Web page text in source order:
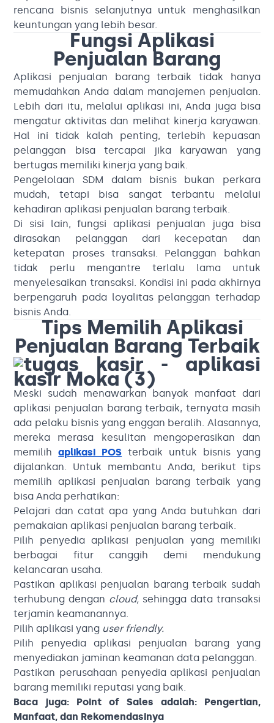
rencana bisnis selanjutnya untuk menghasilkan
keuntungan yang lebih besar.
Fungsi Aplikasi
Penjualan Barang
Aplikasi penjualan barang terbaik tidak hanya
memudahkan Anda dalam manajemen penjualan.
Lebih dari itu, melalui aplikasi ini, Anda juga bisa
mengatur aktivitas dan melihat kinerja karyawan.
Hal ini tidak kalah penting, terlebih kepuasan
pelanggan bisa tercapai jika karyawan yang
bertugas memiliki kinerja yang baik.
Pengelolaan SDM dalam bisnis bukan perkara
mudah, tetapi bisa sangat terbantu melalui
kehadiran aplikasi penjualan barang terbaik.
Di sisi lain, fungsi aplikasi penjualan juga bisa
dirasakan pelanggan dari kecepatan dan
ketepatan proses transaksi. Pelanggan bahkan
tidak perlu mengantre terlalu lama untuk
menyelesaikan transaksi. Kondisi ini pada akhirnya
berpengaruh pada loyalitas pelanggan terhadap
bisnis Anda.
Tips Memilih Aplikasi
Penjualan Barang Terbaik
Meski sudah menawarkan banyak manfaat dari
aplikasi penjualan barang terbaik, ternyata masih
ada pelaku bisnis yang enggan beralih. Alasannya,
mereka merasa kesulitan mengoperasikan dan
memilihaplikasi POS terbaik untuk bisnis yang
dijalankan. Untuk membantu Anda, berikut tips
memilih aplikasi penjualan barang terbaik yang
bisa Anda perhatikan:
Pelajari dan catat apa yang Anda butuhkan dari
pemakaian aplikasi penjualan barang terbaik.
Pilih penyedia aplikasi penjualan yang memiliki
berbagai fitur canggih demi mendukung
kelancaran usaha.
Pastikan aplikasi penjualan barang terbaik sudah
terhubung dengan cloud, sehingga data transaksi
terjamin keamanannya.
Pilih aplikasi yang user friendly.
Pilih penyedia aplikasi penjualan barang yang
menyediakan jaminan keamanan data pelanggan.
Pastikan perusahaan penyedia aplikasi penjualan
barang memiliki reputasi yang baik.
Baca juga: Point of Sales adalah: Pengertian,
Manfaat, dan Rekomendasinya